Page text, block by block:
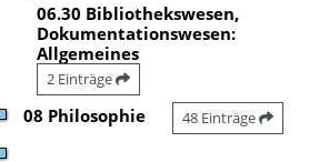
06.30 Bibliothekswesen,
Dokumentationswesen:
Allgemeines
2 Einträge
08 Philosophie 48 Einträge